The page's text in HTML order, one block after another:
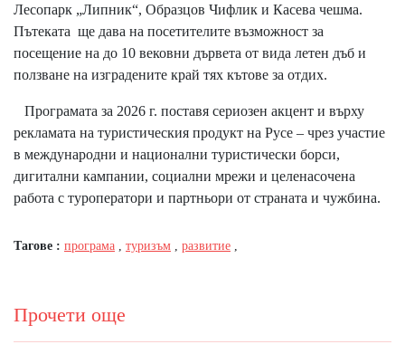
Лесопарк „Липник“, Образцов Чифлик и Касева чешма.
Пътеката ще дава на посетителите възможност за
посещение на до 10 вековни дървета от вида летен дъб и
ползване на изградените край тях кътове за отдих.
Програмата за 2026 г. поставя сериозен акцент и върху
рекламата на туристическия продукт на Русе – чрез участие
в международни и национални туристически борси,
дигитални кампании, социални мрежи и целенасочена
работа с туроператори и партньори от страната и чужбина.
Тагове : програма туризъм развитие
Прочети още